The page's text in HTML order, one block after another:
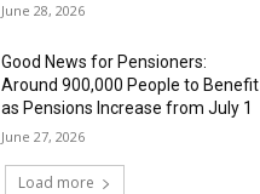
June 28, 2026
Good News for Pensioners:
Around 900,000 People to Benefit
as Pensions Increase from July 1
June 27, 2026
Load more